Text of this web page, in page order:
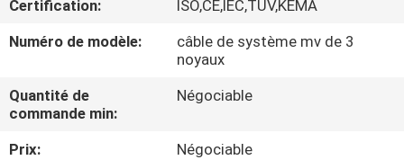
A
DE
NOUS
Certification:
ISO,CE,IEC,TUV,KEMA
Numéro de modèle:
câble de système mv de 3
noyaux
Quantité de
commande min:
Négociable
Prix:
Négociable